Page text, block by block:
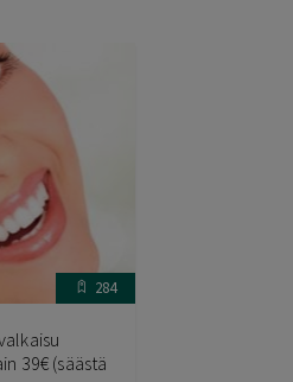
284
39€ (säästä